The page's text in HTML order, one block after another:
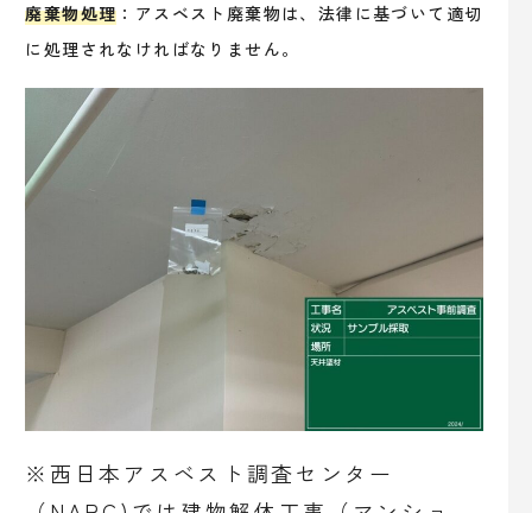
廃棄物処理 ：アスベスト廃棄物は、法律に基づいて適切
に処理されなければなりません。
※西日本アスベスト調査センター